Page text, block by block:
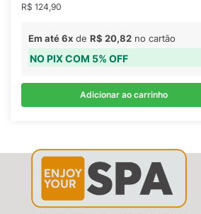
R$ 124,90
Em até 6x de R$ 20,82 no cartão
NO PIX COM 5% OFF
Adicionar ao carrinho